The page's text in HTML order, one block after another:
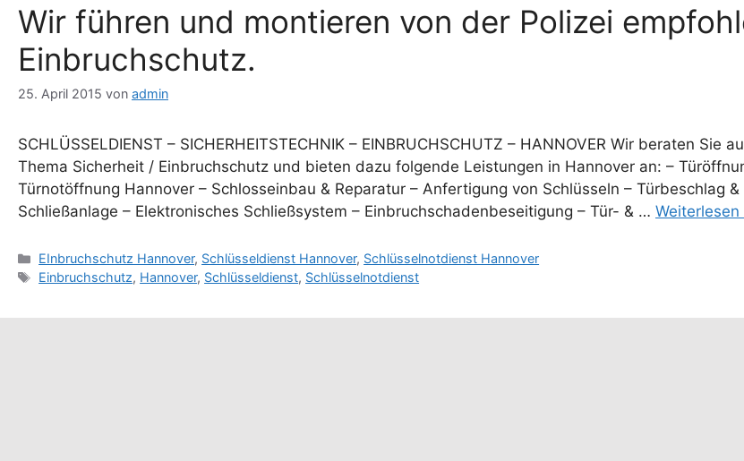
Wir führen und montieren von der Polizei
Einbruchschutz.
25. April 2015 von admin
SCHLÜSSELDIENST – SICHERHEITSTECHNIK – EINBRUCHSCHUTZ – HANNOVER Wir beraten Sie
Thema Sicherheit / Einbruchschutz und bieten dazu folgende Leistungen in Hannover an: –
Türnotöffnung Hannover – Schlosseinbau & Reparatur – Anfertigung von Schlüsseln – Türbeschlag
Schließanlage – Elektronisches Schließsystem – Einbruchschadenbeseitigung – Tür- & …
Kategorien
EInbruchschutz Hannover, Schlüsseldienst Hannover, Schlüsselnotdienst Hannover
Schlagwörter
Einbruchschutz, Hannover, Schlüsseldienst, Schlüsselnotdienst